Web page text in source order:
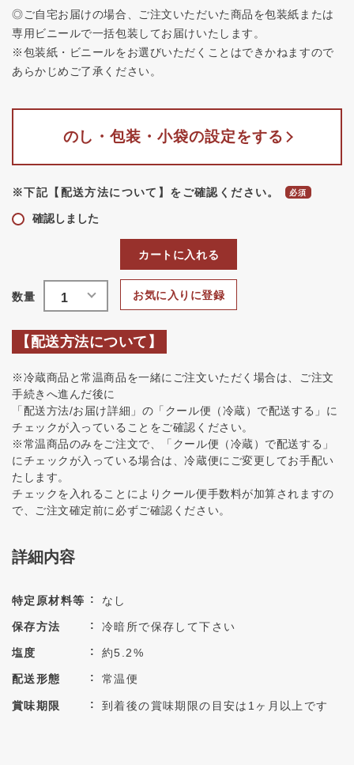
◎ご自宅お届けの場合、ご注文いただいた商品を包装紙または
専用ビニールで一括包装してお届けいたします。
※包装紙・ビニールをお選びいただくことはできかねますので
あらかじめご了承ください。
のし・包装・小袋の設定をする
※下記【配送方法について】をご確認ください。
確認しました
お気に入りに登録
カートに入れる
【配送方法について】
※冷蔵商品と常温商品を一緒にご注文いただく場合は、ご注文
手続きへ進んだ後に
「配送方法/お届け詳細」の「クール便（冷蔵）で配送する」に
チェックが入っていることをご確認ください。
※常温商品のみをご注文で、「クール便（冷蔵）で配送する」
にチェックが入っている場合は、冷蔵便にご変更してお手配い
たします。
チェックを入れることによりクール便手数料が加算されますの
で、ご注文確定前に必ずご確認ください。
詳細内容
特定原材料等 なし
保存方法 冷暗所で保存して下さい
塩度 約5.2%
配送形態 常温便
賞味期限 到着後の賞味期限の目安は1ヶ月以上です